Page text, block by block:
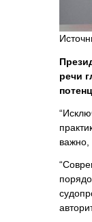
речи
важно,